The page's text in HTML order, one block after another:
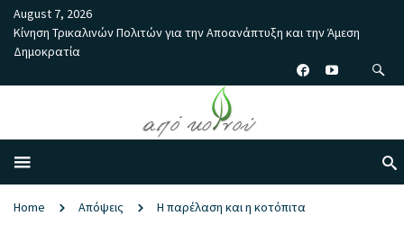
August 7, 2026
Κίνηση Τρικαλινών Πολιτών για την Αποανάπτυξη και την Άμεση
Δημοκρατία
Home Απόψεις Η παρέλαση και η κοτόπιτα